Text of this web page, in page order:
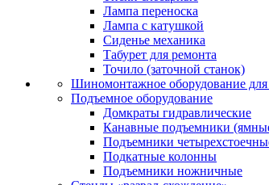
Лампа переноска
Лампа с катушкой
Сиденье механика
Табурет для ремонта
Точило (заточной станок)
Шиномонтажное оборудование для
Подъемное оборудование
Домкраты гидравлические
Канавные подъемники
Подъемники
Подкатные колонны
Подъемники ножничные